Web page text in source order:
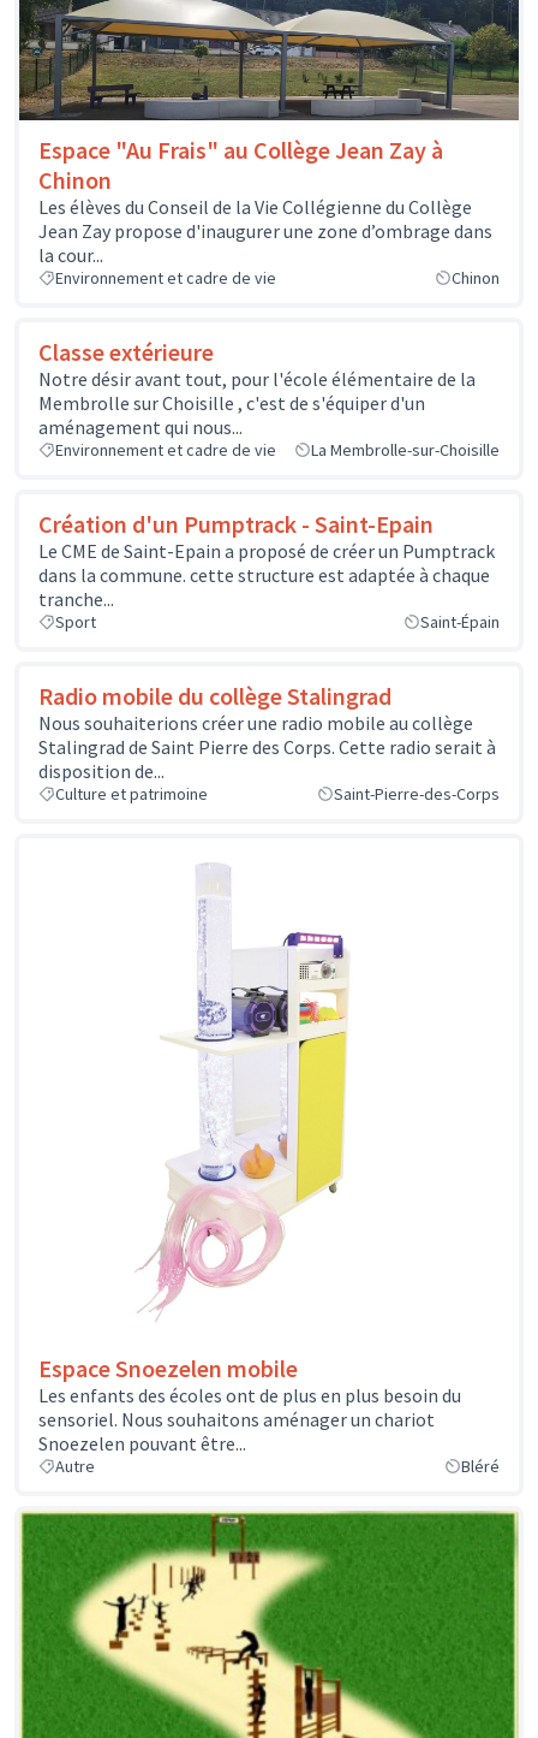
Espace "Au Frais" au Collège Jean Zay à
Chinon
Les élèves du Conseil de la Vie Collégienne du Collège
Jean Zay propose d'inaugurer une zone d’ombrage dans
la cour...
Environnement et cadre de vie Chinon
Classe extérieure
Notre désir avant tout, pour l'école élémentaire de la
Membrolle sur Choisille , c'est de s'équiper d'un
aménagement qui nous...
Environnement et cadre de vie La Membrolle-sur-Choisille
Création d'un Pumptrack - Saint-Epain
Le CME de Saint-Epain a proposé de créer un Pumptrack
dans la commune. cette structure est adaptée à chaque
tranche...
Sport Saint-Épain
Radio mobile du collège Stalingrad
Nous souhaiterions créer une radio mobile au collège
Stalingrad de Saint Pierre des Corps. Cette radio serait à
disposition de...
Culture et patrimoine Saint-Pierre-des-Corps
Espace Snoezelen mobile
Les enfants des écoles ont de plus en plus besoin du
sensoriel. Nous souhaitons aménager un chariot
Snoezelen pouvant être...
Autre Bléré